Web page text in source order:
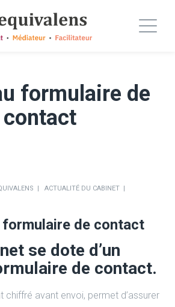
formulaire de
contact
ACTUALITÉ DU CABINET
formulaire de contact
se dote d’un
de contact.
chiffré avant envoi, permet d’assurer